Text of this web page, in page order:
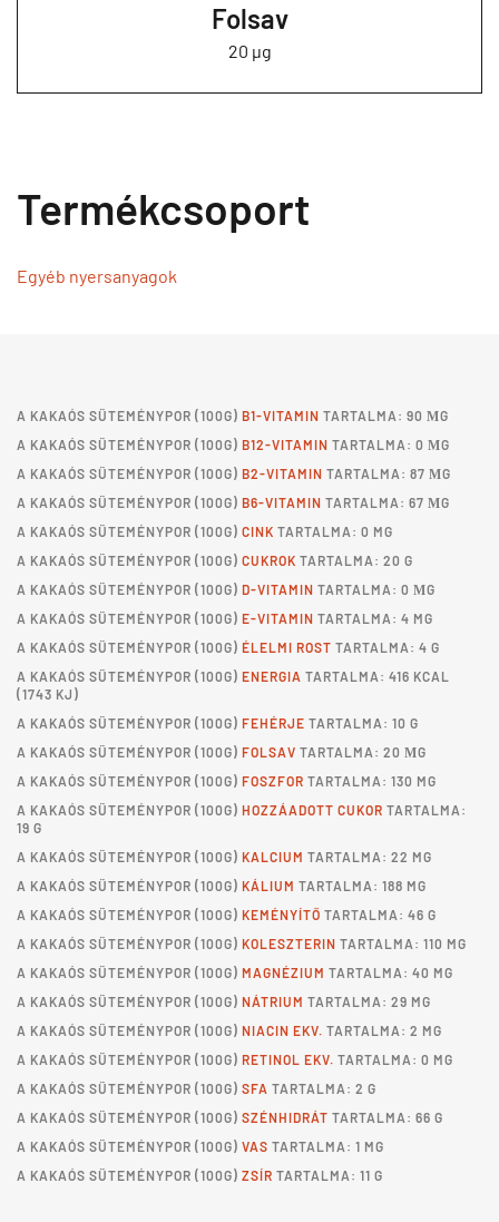
Folsav
20 µg
Termékcsoport
Egyéb nyersanyagok
A KAKAÓS SÜTEMÉNYPOR (100G) B1-VITAMIN TARTALMA: 90 ΜG
A KAKAÓS SÜTEMÉNYPOR (100G) B12-VITAMIN TARTALMA: 0 ΜG
A KAKAÓS SÜTEMÉNYPOR (100G) B2-VITAMIN TARTALMA: 87 ΜG
A KAKAÓS SÜTEMÉNYPOR (100G) B6-VITAMIN TARTALMA: 67 ΜG
A KAKAÓS SÜTEMÉNYPOR (100G) CINK TARTALMA: 0 MG
A KAKAÓS SÜTEMÉNYPOR (100G) CUKROK TARTALMA: 20 G
A KAKAÓS SÜTEMÉNYPOR (100G) D-VITAMIN TARTALMA: 0 ΜG
A KAKAÓS SÜTEMÉNYPOR (100G) E-VITAMIN TARTALMA: 4 MG
A KAKAÓS SÜTEMÉNYPOR (100G) ÉLELMI ROST TARTALMA: 4 G
A KAKAÓS SÜTEMÉNYPOR (100G) ENERGIA TARTALMA: 416 KCAL
(1743 KJ)
A KAKAÓS SÜTEMÉNYPOR (100G) FEHÉRJE TARTALMA: 10 G
A KAKAÓS SÜTEMÉNYPOR (100G) FOLSAV TARTALMA: 20 ΜG
A KAKAÓS SÜTEMÉNYPOR (100G) FOSZFOR TARTALMA: 130 MG
A KAKAÓS SÜTEMÉNYPOR (100G) HOZZÁADOTT CUKOR TARTALMA:
19 G
A KAKAÓS SÜTEMÉNYPOR (100G) KALCIUM TARTALMA: 22 MG
A KAKAÓS SÜTEMÉNYPOR (100G) KÁLIUM TARTALMA: 188 MG
A KAKAÓS SÜTEMÉNYPOR (100G) KEMÉNYÍTŐ TARTALMA: 46 G
A KAKAÓS SÜTEMÉNYPOR (100G) KOLESZTERIN TARTALMA: 110 MG
A KAKAÓS SÜTEMÉNYPOR (100G) MAGNÉZIUM TARTALMA: 40 MG
A KAKAÓS SÜTEMÉNYPOR (100G) NÁTRIUM TARTALMA: 29 MG
A KAKAÓS SÜTEMÉNYPOR (100G) NIACIN EKV. TARTALMA: 2 MG
A KAKAÓS SÜTEMÉNYPOR (100G) RETINOL EKV. TARTALMA: 0 MG
A KAKAÓS SÜTEMÉNYPOR (100G) SFA TARTALMA: 2 G
A KAKAÓS SÜTEMÉNYPOR (100G) SZÉNHIDRÁT TARTALMA: 66 G
A KAKAÓS SÜTEMÉNYPOR (100G) VAS TARTALMA: 1 MG
A KAKAÓS SÜTEMÉNYPOR (100G) ZSÍR TARTALMA: 11 G